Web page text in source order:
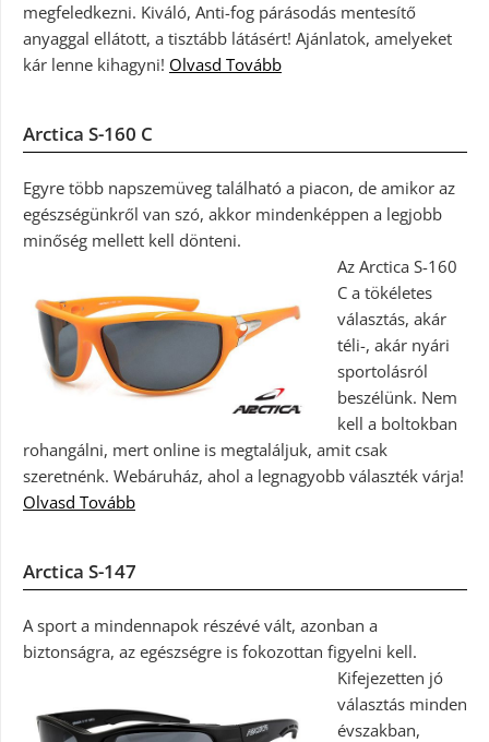
megfeledkezni. Kiváló, Anti-fog párásodás mentesítő
anyaggal ellátott, a tisztább látásért! Ajánlatok, amelyeket
kár lenne kihagyni! Olvasd Tovább
Arctica S-160 C
Egyre több napszemüveg található a piacon, de amikor az
egészségünkről van szó, akkor mindenképpen a legjobb
minőség mellett kell dönteni.
Az Arctica S-160
C a tökéletes
választás, akár
téli-, akár nyári
sportolásról
beszélünk. Nem
kell a boltokban
rohangálni, mert online is megtaláljuk, amit csak
szeretnénk. Webáruház, ahol a legnagyobb választék várja!
Olvasd Tovább
Arctica S-147
A sport a mindennapok részévé vált, azonban a
biztonságra, az egészségre is fokozottan figyelni kell.
Kifejezetten jó
választás minden
évszakban,